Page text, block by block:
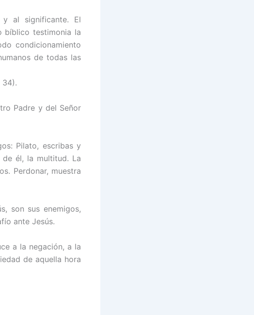
al significante. El
bíblico testimonia la
condicionamiento
de todas las
34).
Padre y del Señor
Pilato, escribas y
de él, la multitud. La
Perdonar, muestra
son sus enemigos,
ante Jesús.
a la negación, a la
de aquella hora